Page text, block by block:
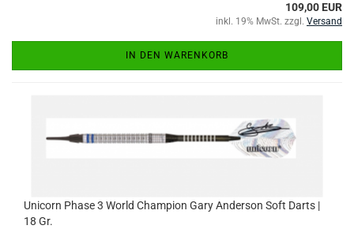
109,00 EUR
inkl. 19% MwSt. zzgl. Versand
IN DEN WARENKORB
Unicorn Phase 3 World Champion Gary Anderson Soft Darts |
18 Gr.